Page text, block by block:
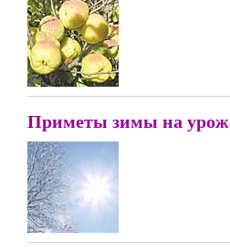
Приметы зимы на